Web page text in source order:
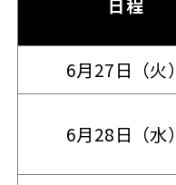
日程
6月27日（火）
6月28日（水）